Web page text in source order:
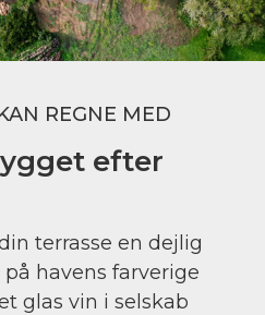
REGNE MED
efter
terrasse en dejlig
havens farverige
glas vin i selskab